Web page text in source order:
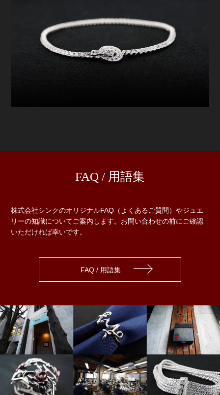
FAQ / 用語集
株式会社シンクのオリジナルFAQ（よくあるご質問）やジュエ
リーの知識についてご案内します。お問い合わせの前にご確認
いただければ幸いです。
FAQ / 用語集